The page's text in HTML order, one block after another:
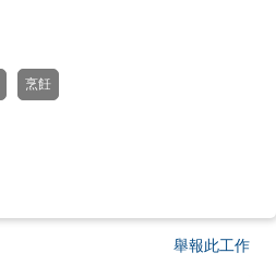
烹飪
舉報此工作